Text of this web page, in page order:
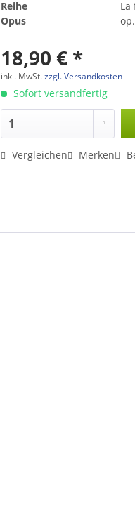
Reihe
La
Opus
18,90 € *
inkl. MwSt.zzgl. Versandkosten
Sofort versandfertig
Vergleichen Merken